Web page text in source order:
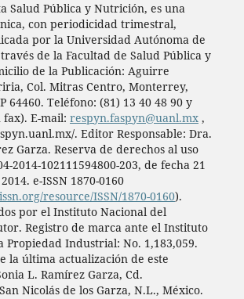
Salud Pública y Nutrición, es una
con periodicidad trimestral,
por la Universidad Autónoma de
de la Facultad de Salud Pública y
de la Publicación: Aguirre
Col. Mitras Centro, Monterrey,
64460. Teléfono: (81) 13 40 48 90 y
fax). E-mail: respyn.faspyn@uanl.mx,
. Editor Responsable: Dra.
Garza. Reserva de derechos al uso
2014-102111594800-203, de fecha 21
e-ISSN 1870-0160
resource/ISSN/1870-0160).
por el Instituto Nacional del
Registro de marca ante el Instituto
Propiedad Industrial: No. 1,183,059.
la última actualización de este
L. Ramírez Garza, Cd.
Nicolás de los Garza, N.L., México.